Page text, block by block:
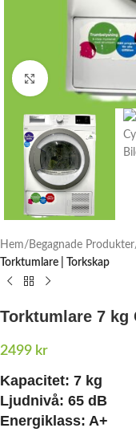
Click to enlarge
Hem Begagnade Produkter
Torktumlare | Torkskap
Torktumlare 7 kg
2499 kr
Kapacitet: 7 kg
Ljudnivå: 65 dB
Energiklass: A+